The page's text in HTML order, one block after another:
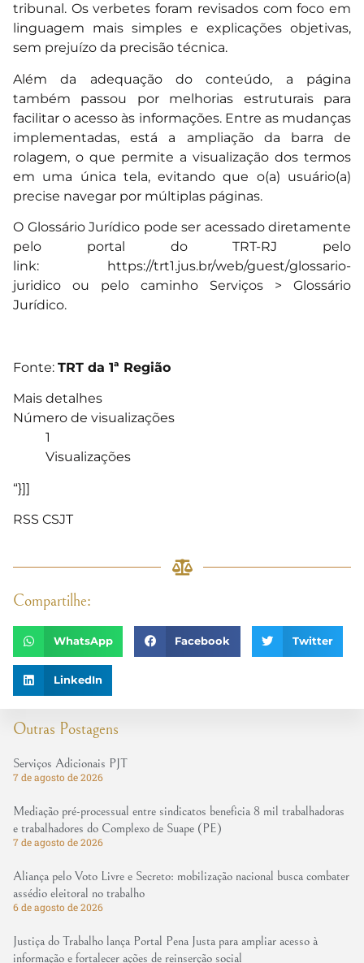
Outras Postagens
Serviços Adicionais PJT
7 de agosto de 2026
Mediação pré-processual entre sindicatos beneficia 8 mil trabalhadoras
e trabalhadores do Complexo de Suape (PE)
7 de agosto de 2026
Aliança pelo Voto Livre e Secreto: mobilização nacional busca combater
assédio eleitoral no trabalho
6 de agosto de 2026
Justiça do Trabalho lança Portal Pena Justa para ampliar acesso à
informação e fortalecer ações de reinserção social
tribunal. Os verbetes foram revisados com foco em
linguagem mais simples e explicações objetivas,
sem prejuízo da precisão técnica.
Além da adequação do conteúdo, a página
também passou por melhorias estruturais para
facilitar o acesso às informações. Entre as mudanças
implementadas, está a ampliação da barra de
rolagem, o que permite a visualização dos termos
em uma única tela, evitando que o(a) usuário(a)
precise navegar por múltiplas páginas.
O Glossário Jurídico pode ser acessado diretamente
pelo portal do TRT-RJ pelo
link:
https://trt1.jus.br/web/guest/glossario-
juridico ou pelo caminho Serviços > Glossário
Jurídico.
Fonte: TRT da 1ª Região
Mais detalhes
Número de visualizações
1
Visualizações
“}]]
RSS CSJT
Compartilhe:
WhatsApp Facebook Twitter
LinkedIn